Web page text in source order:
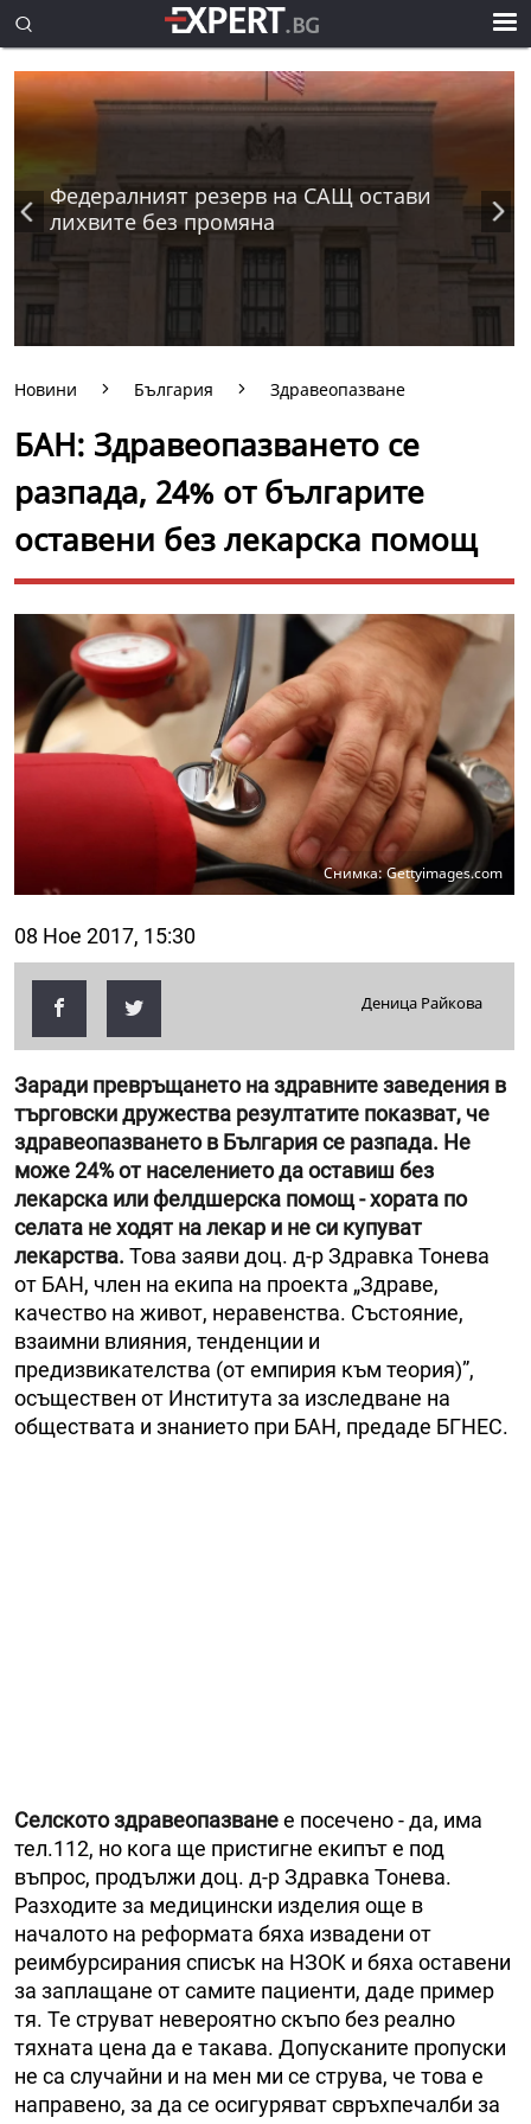
Федералният резерв на САЩ остави
лихвите без промяна
Новини България Здравеопазване
БАН: Здравеопазването се
разпада, 24% от българите
оставени без лекарска помощ
Снимка: Gettyimages.com
08 Ное 2017, 15:30
Деница Райкова
Заради превръщането на здравните заведения в
търговски дружества резултатите показват, че
здравеопазването в България се разпада. Не
може 24% от населението да оставиш без
лекарска или фелдшерска помощ - хората по
селата не ходят на лекар и не си купуват
лекарства. Това заяви доц. д-р Здравка Тонева
от БАН, член на екипа на проекта „Здраве,
качество на живот, неравенства. Състояние,
взаимни влияния, тенденции и
предизвикателства (от емпирия към теория)”,
осъществен от Института за изследване на
обществата и знанието при БАН, предаде БГНЕС.
Селското здравеопазванее посечено - да, има
тел.112, но кога ще пристигне екипът е под
въпрос, продължи доц. д-р Здравка Тонева.
Разходите за медицински изделия още в
началото на реформата бяха извадени от
реимбурсирания списък на НЗОК и бяха оставени
за заплащане от самите пациенти, даде пример
тя. Те струват невероятно скъпо без реално
тяхната цена да е такава. Допусканите пропуски
не са случайни и на мен ми се струва, че това е
направено, за да се осигуряват свръхпечалби за